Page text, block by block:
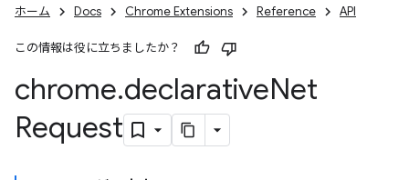
ホーム Docs Chrome Extensions Reference API
この情報は役に立ちましたか？
chrome.declarativeNet
Request